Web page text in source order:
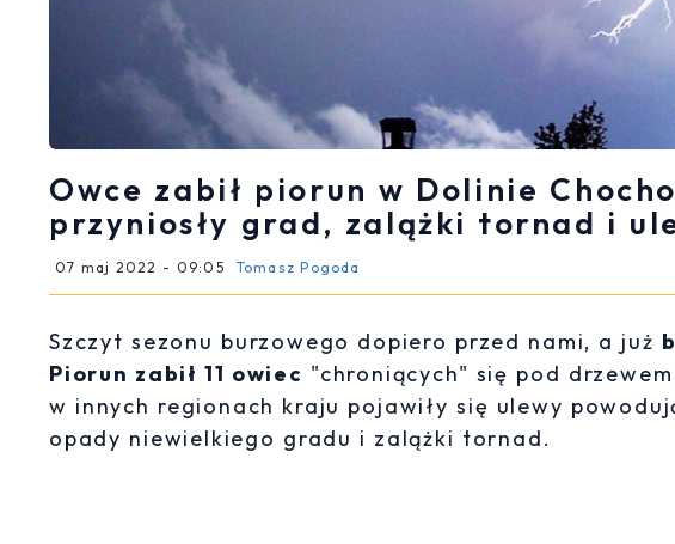
Owce zabił piorun w Dolinie
przyniosły grad, zalążki tornad i
07 maj 2022 - 09:05 Tomasz Pogoda
Szczyt sezonu burzowego dopiero przed nami, a już
Piorun zabił 11 owiec "chroniących" się pod
w innych regionach kraju pojawiły się ulewy
opady niewielkiego gradu i zalążki tornad.